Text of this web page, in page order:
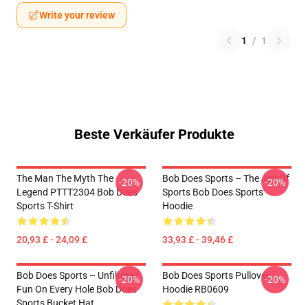
Write your review
1 / 1
Beste Verkäufer Produkte
The Man The Myth The
Legend PTTT2304 Bob Does
Sports T-Shirt
20,93 £ - 24,09 £
-20%
Bob Does Sports – The Joy Of
Sports Bob Does Sports
Hoodie
33,93 £ - 39,46 £
-20%
Bob Does Sports – Unfiltered
Fun On Every Hole Bob Does
-20%
Bob Does Sports Pullover
Hoodie RB0609
-20%